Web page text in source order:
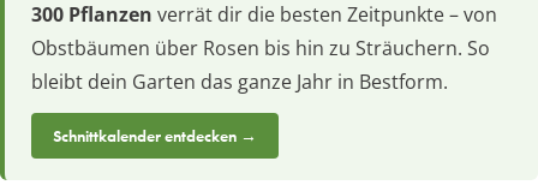
300 Pflanzen verrät dir die besten Zeitpunkte – von
Obstbäumen über Rosen bis hin zu Sträuchern. So
bleibt dein Garten das ganze Jahr in Bestform.
Schnittkalender entdecken →